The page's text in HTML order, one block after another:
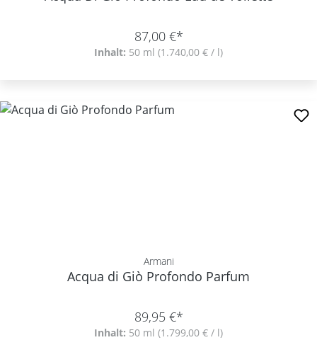
87,00 €*
Inhalt: 50 ml (1.740,00 € / l)
Armani
Acqua di Giò Profondo Parfum
89,95 €*
Inhalt: 50 ml (1.799,00 € / l)